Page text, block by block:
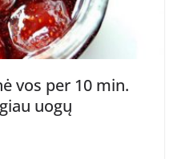
vos per 10 min.
uogų